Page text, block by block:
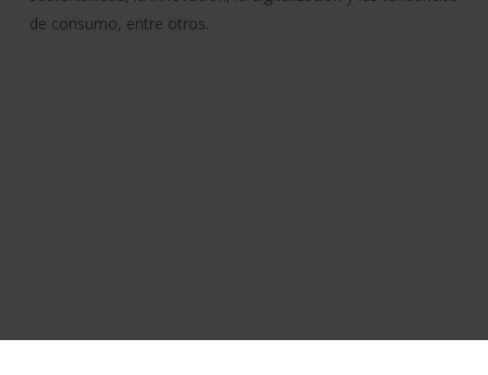
de consumo, entre otros.